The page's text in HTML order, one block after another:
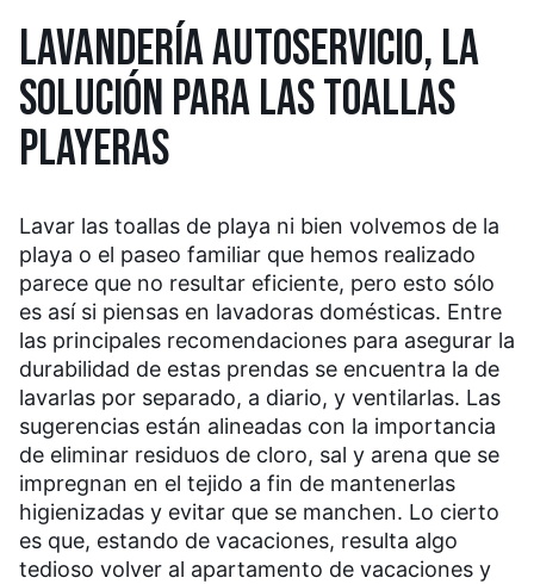
LAVANDERÍA AUTOSERVICIO, LA
SOLUCIÓN PARA LAS TOALLAS
PLAYERAS
Lavar las toallas de playa ni bien volvemos de la
playa o el paseo familiar que hemos realizado
parece que no resultar eficiente, pero esto sólo
es así si piensas en lavadoras domésticas. Entre
las principales recomendaciones para asegurar la
durabilidad de estas prendas se encuentra la de
lavarlas por separado, a diario, y ventilarlas. Las
sugerencias están alineadas con la importancia
de eliminar residuos de cloro, sal y arena que se
impregnan en el tejido a fin de mantenerlas
higienizadas y evitar que se manchen. Lo cierto
es que, estando de vacaciones, resulta algo
tedioso volver al apartamento de vacaciones y